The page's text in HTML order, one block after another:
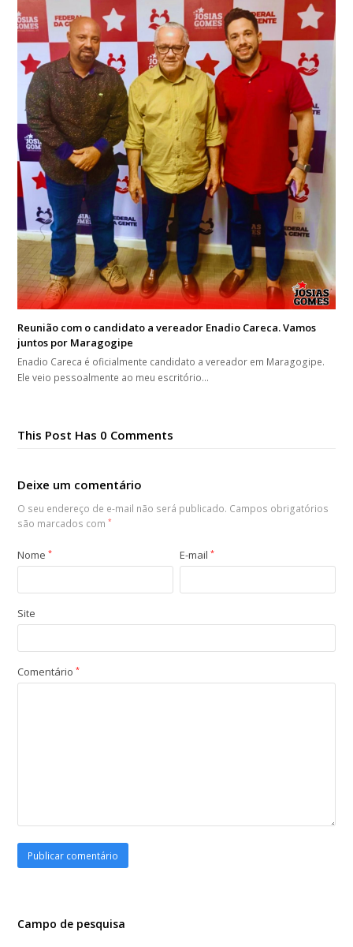
Reunião com o candidato a vereador Enadio Careca. Vamos
juntos por Maragogipe
Enadio Careca é oficialmente candidato a vereador em Maragogipe.
Ele veio pessoalmente ao meu escritório…
This Post Has 0 Comments
Deixe um comentário
O seu endereço de e-mail não será publicado. Campos obrigatórios
são marcados com*
Nome* E-mail*
Site
Comentário*
Campo de pesquisa